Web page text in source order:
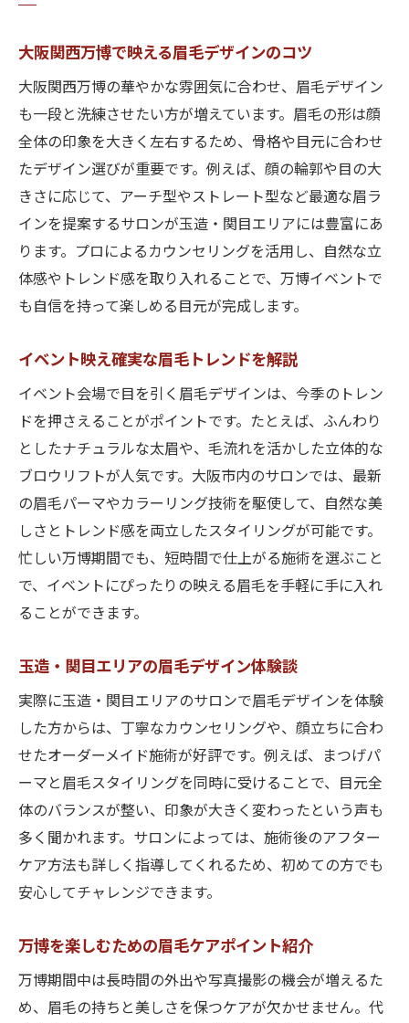
大阪関西万博で映える眉毛デザインのコツ
大阪関西万博の華やかな雰囲気に合わせ、眉毛デザイン
も一段と洗練させたい方が増えています。眉毛の形は顔
全体の印象を大きく左右するため、骨格や目元に合わせ
たデザイン選びが重要です。例えば、顔の輪郭や目の大
きさに応じて、アーチ型やストレート型など最適な眉ラ
インを提案するサロンが玉造・関目エリアには豊富にあ
ります。プロによるカウンセリングを活用し、自然な立
体感やトレンド感を取り入れることで、万博イベントで
も自信を持って楽しめる目元が完成します。
イベント映え確実な眉毛トレンドを解説
イベント会場で目を引く眉毛デザインは、今季のトレン
ドを押さえることがポイントです。たとえば、ふんわり
としたナチュラルな太眉や、毛流れを活かした立体的な
ブロウリフトが人気です。大阪市内のサロンでは、最新
の眉毛パーマやカラーリング技術を駆使して、自然な美
しさとトレンド感を両立したスタイリングが可能です。
忙しい万博期間でも、短時間で仕上がる施術を選ぶこと
で、イベントにぴったりの映える眉毛を手軽に手に入れ
ることができます。
玉造・関目エリアの眉毛デザイン体験談
実際に玉造・関目エリアのサロンで眉毛デザインを体験
した方からは、丁寧なカウンセリングや、顔立ちに合わ
せたオーダーメイド施術が好評です。例えば、まつげパ
ーマと眉毛スタイリングを同時に受けることで、目元全
体のバランスが整い、印象が大きく変わったという声も
多く聞かれます。サロンによっては、施術後のアフター
ケア方法も詳しく指導してくれるため、初めての方でも
安心してチャレンジできます。
万博を楽しむための眉毛ケアポイント紹介
万博期間中は長時間の外出や写真撮影の機会が増えるた
め、眉毛の持ちと美しさを保つケアが欠かせません。代